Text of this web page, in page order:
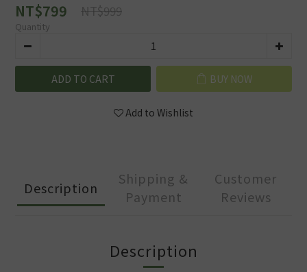
NT$799 NT$999
Quantity
ADD TO CART BUY NOW
Add to Wishlist
Description
Shipping &
Payment
Customer
Reviews
Description